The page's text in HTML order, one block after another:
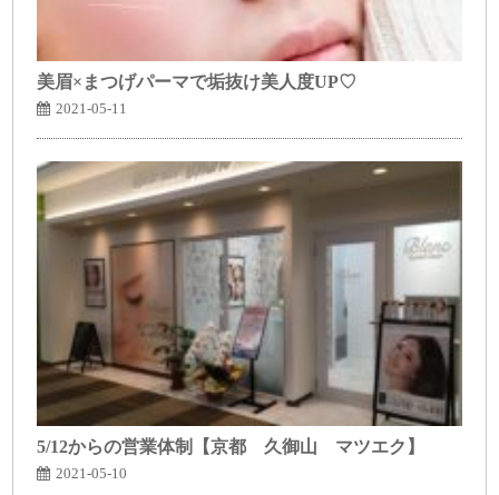
美眉×まつげパーマで垢抜け美人度UP♡
2021-05-11
5/12からの営業体制【京都 久御山 マツエク】
2021-05-10